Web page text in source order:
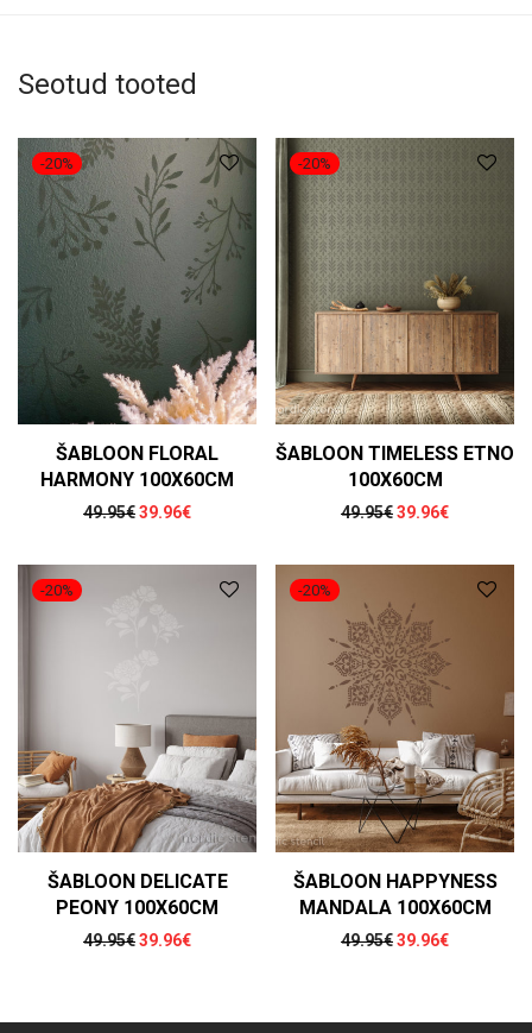
Seotud tooted
-20%
ŠABLOON FLORAL
HARMONY 100X60CM
49.95€Algne hind oli: 49.95€.
39.96€Praegune hind on: 39.96€.
-20%
ŠABLOON TIMELESS ETNO
100X60CM
49.95€Algne hind oli:
39.96€Praegune
-20%
ŠABLOON DELICATE
PEONY 100X60CM
49.95€Algne hind oli: 49.95€.
39.96€Praegune hind on: 39.96€.
-20%
ŠABLOON HAPPYNESS
MANDALA 100X60CM
49.95€Algne hind oli:
39.96€Praegune